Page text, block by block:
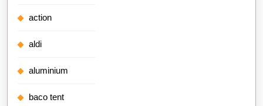
action
aldi
aluminium
baco tent